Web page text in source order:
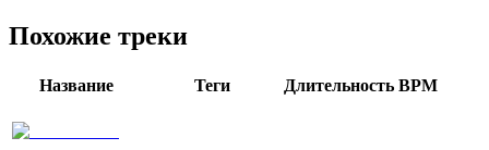
Похожие треки
Название Теги Длительность BPM